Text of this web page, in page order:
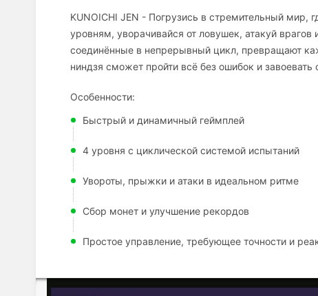
KUNOICHI JEN - Погрузись в стремительный мир,
уровням, уворачивайся от ловушек, атакуй
соединённые в непрерывный цикл, превращают
ниндзя сможет пройти всё без ошибок и завоевать
Особенности:
Быстрый и динамичный геймплей
4 уровня с циклической системой испытаний
Увороты, прыжки и атаки в идеальном ритме
Сбор монет и улучшение рекордов
Простое управление, требующее точности и